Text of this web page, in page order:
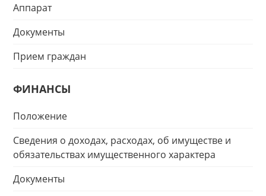
Аппарат
Документы
Прием граждан
ФИНАНСЫ
Положение
Сведения о доходах, расходах, об имуществе и
обязательствах имущественного характера
Документы